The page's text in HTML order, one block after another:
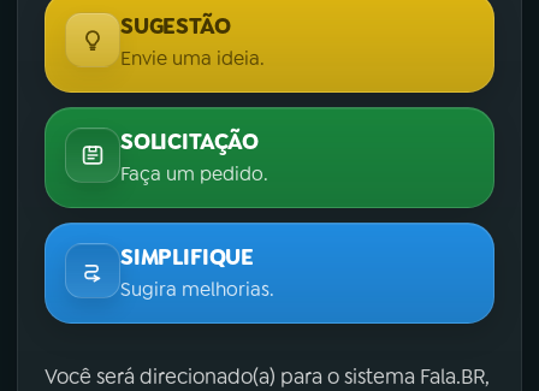
SUGESTÃO
Envie uma ideia.
SOLICITAÇÃO
Faça um pedido.
SIMPLIFIQUE
Sugira melhorias.
Você será direcionado(a) para o sistema Fala.BR,